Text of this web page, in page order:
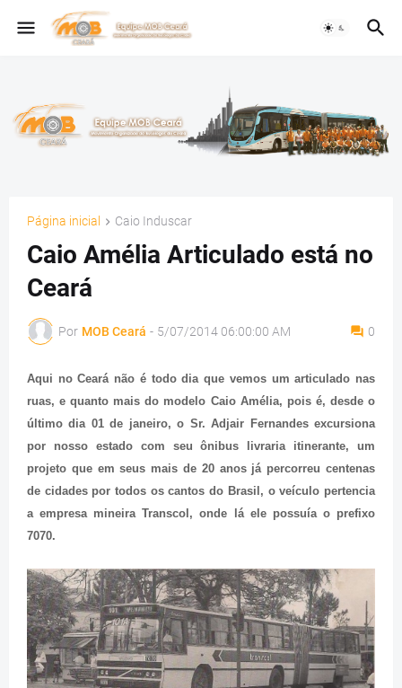
Página inicial Caio Induscar
Caio Amélia Articulado está no
Ceará
Por MOB Ceará - 5/07/2014 06:00:00 AM 0
Aqui no Ceará não é todo dia que vemos um articulado nas
ruas, e quanto mais do modelo Caio Amélia, pois é, desde o
último dia 01 de janeiro, o Sr. Adjair Fernandes excursiona
por nosso estado com seu ônibus livraria itinerante, um
projeto que em seus mais de 20 anos já percorreu centenas
de cidades por todos os cantos do Brasil, o veículo pertencia
a empresa mineira Transcol, onde lá ele possuía o prefixo
7070.